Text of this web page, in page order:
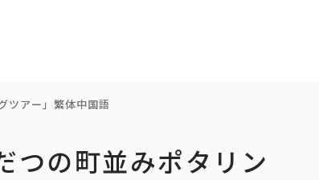
ツアー」繁体中国語
つの町並みポタリン